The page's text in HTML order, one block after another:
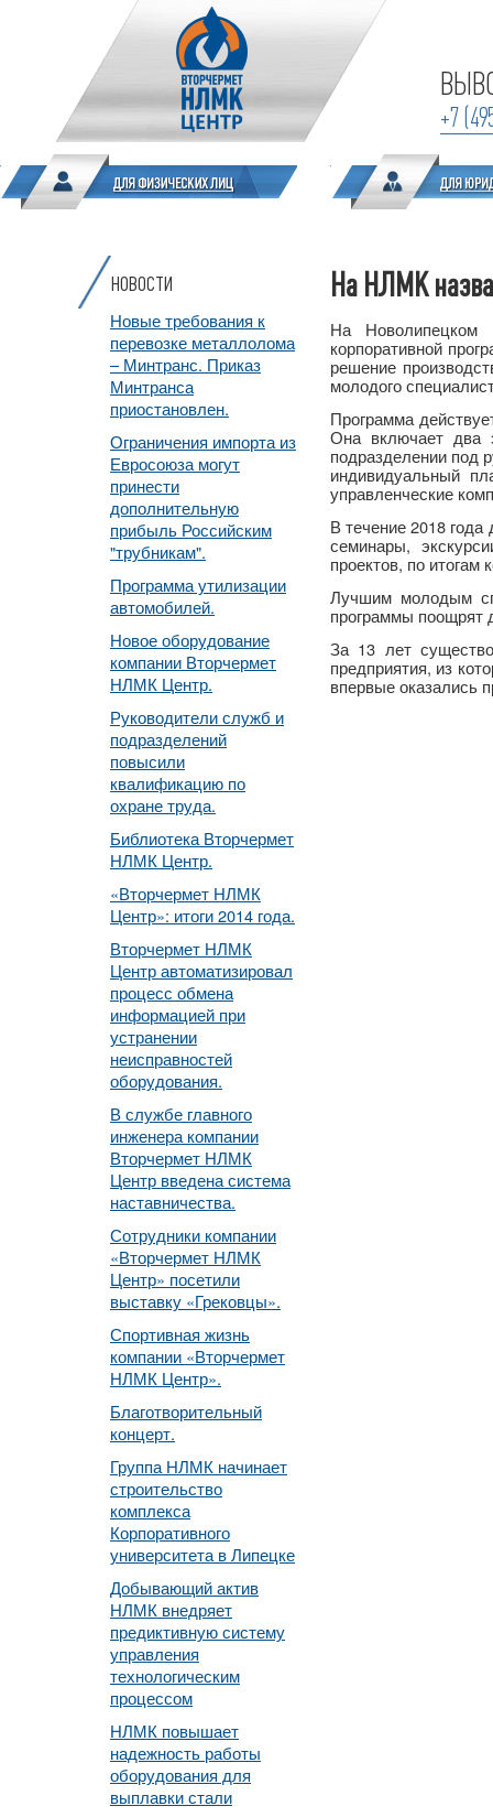
+7
НОВОСТИ
Новые требования к
перевозке металлолома
– Минтранс. Приказ
Минтранса
приостановлен.
Ограничения импорта из
Евросоюза могут
принести
дополнительную
прибыль Российским
"трубникам".
Программа утилизации
автомобилей.
Новое оборудование
компании Вторчермет
НЛМК Центр.
Руководители служб и
подразделений
повысили
квалификацию по
охране труда.
Библиотека Вторчермет
НЛМК Центр.
«Вторчермет НЛМК
Центр»: итоги 2014 года.
Вторчермет НЛМК
Центр автоматизировал
процесс обмена
информацией при
устранении
неисправностей
оборудования.
В службе главного
инженера компании
Вторчермет НЛМК
Центр введена система
наставничества.
Сотрудники компании
«Вторчермет НЛМК
Центр» посетили
выставку «Грековцы».
Спортивная жизнь
компании «Вторчермет
НЛМК Центр».
Благотворительный
концерт.
Группа НЛМК начинает
строительство
комплекса
Корпоративного
университета в Липецке
Добывающий актив
НЛМК внедряет
предиктивную систему
управления
технологическим
процессом
НЛМК повышает
надежность работы
оборудования для
выплавки стали
На НЛМК
На Новолипецком
корпоративной
решение
молодого
Программа
Она включает два
подразделении под
индивидуальный
управленческие
В течение 2018
семинары,
проектов, по итогам
Лучшим молодым
программы поощрят
За 13 лет
предприятия, из
впервые оказались